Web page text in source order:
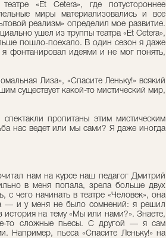
«Et Cetera», где потустороннее
миры материализовались и все
реализм» определил мое развитие.
ушел из труппы театра «Et Cetera»,
пошло-поехало. В один сезон я даже
фонтанировал идеями и не мог понять,
Лиза», «Спасите Леньку!» всякий
существует какой-то мистический мир,
пропитаны этим мистическим
нас ведет или мы сами? Я даже иногда
нам на курсе наш педагог Дмитрий
в меня попала, зрела больше двух
с чего начинать в театре «Человек», она
— и у меня не было сомнений: я решил
история на тему «Мы или нами?». Знаете,
то сложные пьесы. С другой — я сам
Например, пьеса «Спасите Леньку!» на